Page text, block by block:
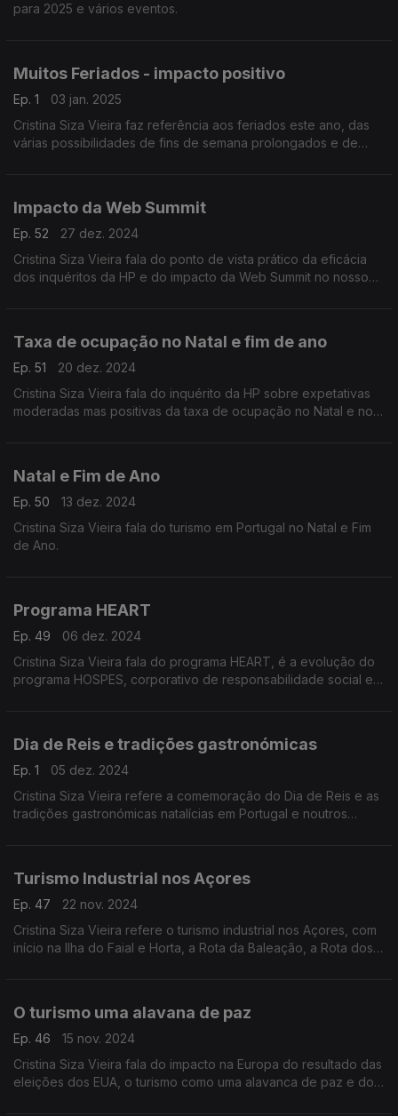
para 2025 e vários eventos.
Muitos Feriados - impacto positivo
Ep. 1
03 jan. 2025
Cristina Siza Vieira faz referência aos feriados este ano, das
várias possibilidades de fins de semana prolongados e de
Impacto da Web Summit
Ep. 52
27 dez. 2024
Cristina Siza Vieira fala do ponto de vista prático da eficácia
dos inquéritos da HP e do impacto da Web Summit no nosso
Taxa de ocupação no Natal e fim de ano
Ep. 51
20 dez. 2024
Cristina Siza Vieira fala do inquérito da HP sobre expetativas
moderadas mas positivas da taxa de ocupação no Natal e no
Natal e Fim de Ano
Ep. 50
13 dez. 2024
Cristina Siza Vieira fala do turismo em Portugal no Natal e Fim
de Ano.
Programa HEART
Ep. 49
06 dez. 2024
Cristina Siza Vieira fala do programa HEART, é a evolução do
programa HOSPES, corporativo de responsabilidade social e
Dia de Reis e tradições gastronómicas
Ep. 1
05 dez. 2024
Cristina Siza Vieira refere a comemoração do Dia de Reis e as
tradições gastronómicas natalícias em Portugal e noutros
Turismo Industrial nos Açores
Ep. 47
22 nov. 2024
Cristina Siza Vieira refere o turismo industrial nos Açores, com
início na Ilha do Faial e Horta, a Rota da Baleação, a Rota dos
O turismo uma alavana de paz
Ep. 46
15 nov. 2024
Cristina Siza Vieira fala do impacto na Europa do resultado das
eleições dos EUA, o turismo como uma alavanca de paz e do